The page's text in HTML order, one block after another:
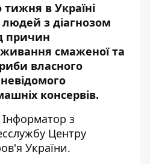
тижня в Україні
людей з діагнозом
причин
смаженої та
власного
консервів.
Інформатор з
Центру
України.